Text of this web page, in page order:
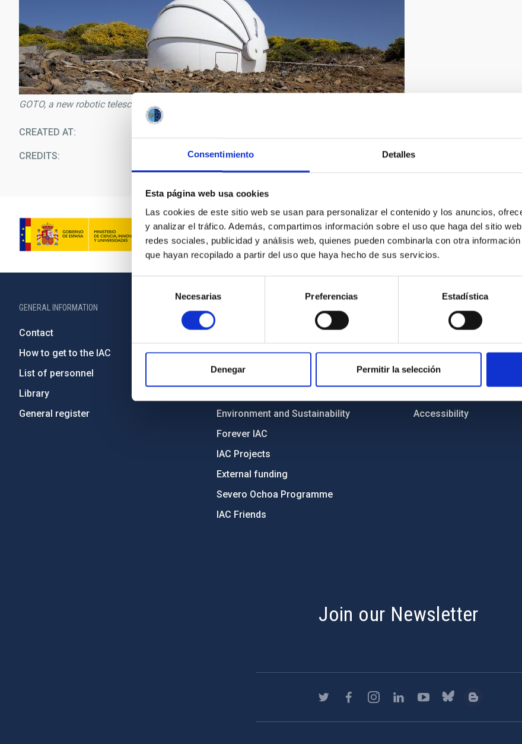
Consentimiento Detalles
Esta página web usa cookies
Las cookies de este sitio web se usan para personalizar el contenido y los anuncios,
y analizar el tráfico. Además, compartimos información sobre el uso que haga del sitio
redes sociales, publicidad y análisis web, quienes pueden combinarla con otra
que hayan recopilado a partir del uso que haya hecho de sus servicios.
consentimiento
Necesarias Preferencias Estadística
Denegar Permitir la selección
GOTO, a new robotic telescope for the Roque de los Muchachos Observatory
CREATED AT
CREDITS
GENERAL INFORMATION
Contact
How to get to the IAC
List of personnel
Library
General register
Transparency
Code of ethics and anti-fraud policy
Environment and Sustainability
Forever IAC
IAC Projects
External funding
Severo Ochoa Programme
IAC Friends
Privacy policy
Legal notice
Accessibility
Join our Newsletter